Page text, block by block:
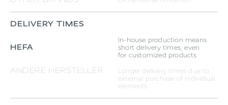
DELIVERY TIMES
HEFA
ANDERE HERSTELLER
In-house production means
short delivery times, even
for customized products
Longer delivery times due to
external purchase of individual
elements